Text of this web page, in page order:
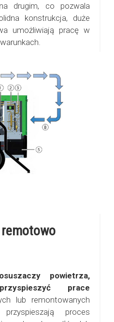
drugim, co pozwala
konstrukcja, duże
umożliwiają pracę w
powietrza,
prace
lub remontowanych
proces